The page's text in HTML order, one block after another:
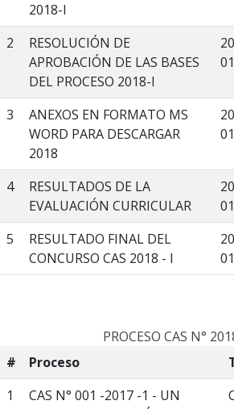
2018-I
2
RESOLUCIÓN DE
APROBACIÓN DE LAS BASES
DEL PROCESO 2018-I
3
ANEXOS EN FORMATO MS
WORD PARA DESCARGAR
2018
4
RESULTADOS DE LA
EVALUACIÓN CURRICULAR
5
RESULTADO FINAL DEL
CONCURSO CAS 2018 - I
PROCESO CAS N°
#
Proceso
1
CAS N° 001 -2017 -1 - UN